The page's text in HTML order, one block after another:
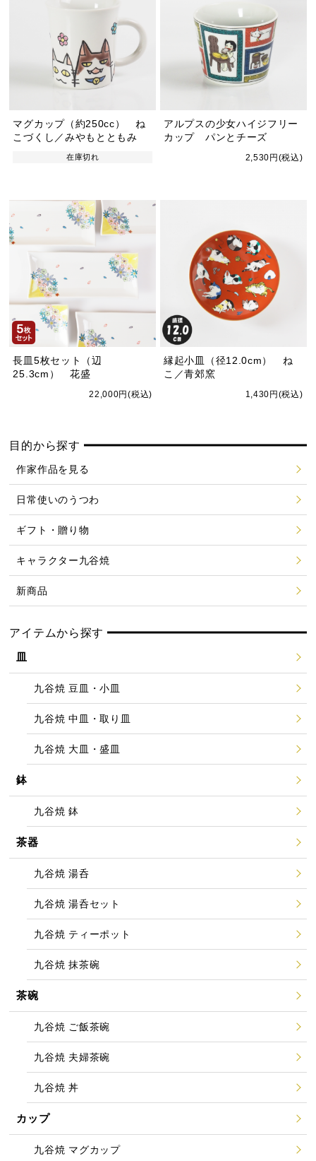
マグカップ（約250cc） ね
こづくし／みやもとともみ
在庫切れ
アルプスの少女ハイジフリー
カップ パンとチーズ
2,530円(税込)
長皿5枚セット（辺
25.3cm） 花盛
22,000円(税込)
縁起小皿（径12.0cm） ね
こ／青郊窯
1,430円(税込)
目的から探す
作家作品を見る
日常使いのうつわ
ギフト・贈り物
キャラクター九谷焼
新商品
アイテムから探す
皿
九谷焼 豆皿・小皿
九谷焼 中皿・取り皿
九谷焼 大皿・盛皿
鉢
九谷焼 鉢
茶器
九谷焼 湯呑
九谷焼 湯呑セット
九谷焼 ティーポット
九谷焼 抹茶碗
茶碗
九谷焼 ご飯茶碗
九谷焼 夫婦茶碗
九谷焼 丼
カップ
九谷焼 マグカップ